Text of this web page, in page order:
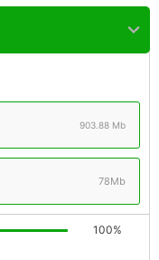
903.88 Mb
78Mb
100%